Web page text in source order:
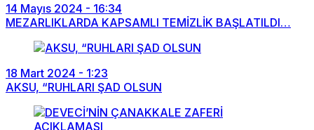
14 Mayıs 2024 - 16:34
MEZARLIKLARDA KAPSAMLI TEMİZLİK BAŞLATILDI…
18 Mart 2024 - 1:23
AKSU, “RUHLARI ŞAD OLSUN